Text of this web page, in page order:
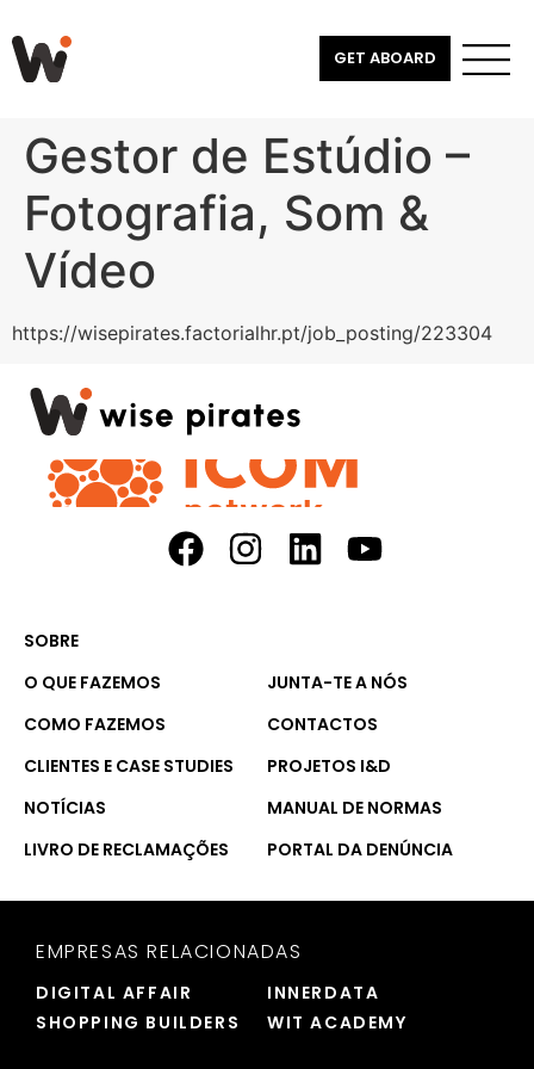
GET ABOARD
Gestor de Estúdio –
Fotografia, Som &
Vídeo
https://wisepirates.factorialhr.pt/job_posting/223304
SOBRE
O QUE FAZEMOS
JUNTA-TE A NÓS
COMO FAZEMOS
CONTACTOS
CLIENTES E CASE STUDIES
PROJETOS I&D
NOTÍCIAS
MANUAL DE NORMAS
LIVRO DE RECLAMAÇÕES
PORTAL DA DENÚNCIA
EMPRESAS RELACIONADAS
DIGITAL AFFAIR
INNERDATA
SHOPPING BUILDERS
WIT ACADEMY